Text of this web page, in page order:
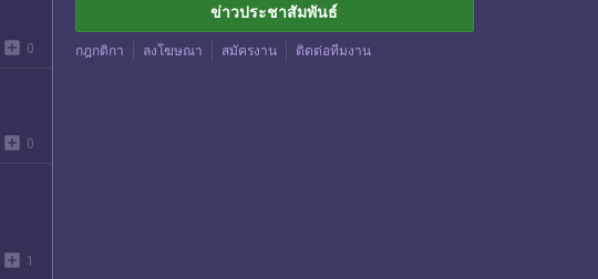
add_box 0
add_box 0
add_box 1
ข่าวประชาสัมพันธ์
กฎกติกา ลงโฆษณา สมัครงาน ติดต่อทีมงาน